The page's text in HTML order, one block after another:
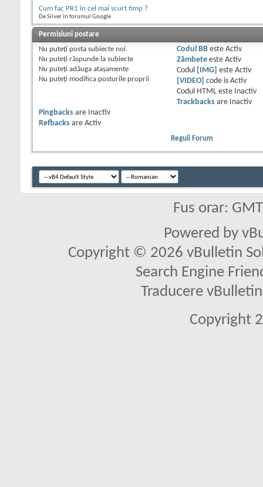
Cum fac PR1 in cel mai scurt timp ?
De Silver în forumul Google
Permisiuni postare
Nu puteţi posta subiecte noi.
Nu puteţi răspunde la subiecte
Nu puteţi adăuga ataşamente
Nu puteţi modifica posturile proprii
Codul BBeste Activ
Zâmbeteeste Activ
Codul
[IMG] este Activ
[VIDEO] code is Activ
Codul HTML este
Inactiv
Trackbacksare
Inactiv
Pingbacks are
Inactiv
Refbacks are Activ
Reguli Forum
Fus orar:
Powered by
Copyright © 2026 vBulletin
Search Engine
Traducere
Copyright